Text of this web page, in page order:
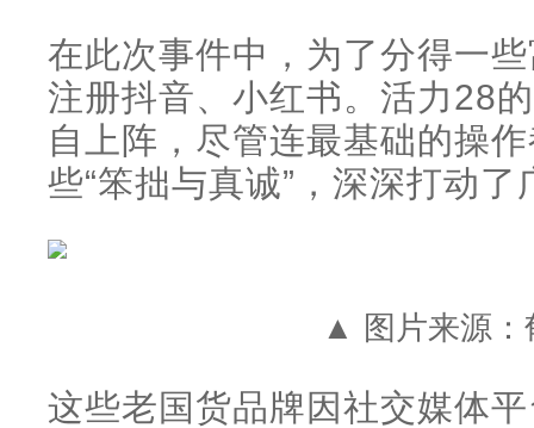
在此次事件中，为了分得一
注册抖音、小红书。活力28
自上阵，尽管连最基础的操
些“笨拙与真诚”，深深打动了
▲ 图片来源：
这些老国货品牌因社交媒体